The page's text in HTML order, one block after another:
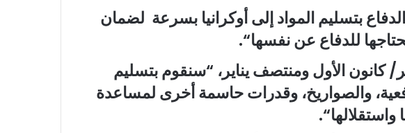
بتسليم المواد إلى أوكرانيا بسرعة لضمان
للدفاع عن نفسها“
.
كانون الأول ومنتصف يناير، “سنقوم بتسليم
والصواريخ، وقدرات حاسمة أخرى لمساعدة
“
.